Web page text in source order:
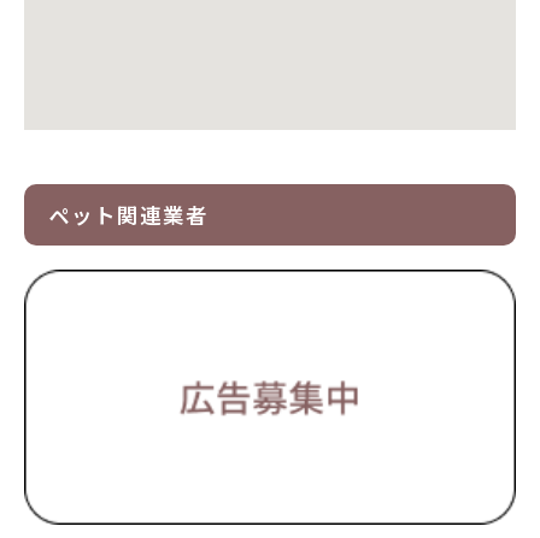
ペット関連業者